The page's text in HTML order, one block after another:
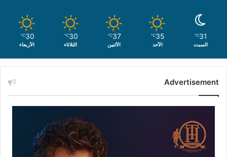
31
℃
السبت
35
℃
الأحد
37
℃
الأثنين
30
℃
الثلاثاء
30
℃
الأربعاء
Advertisement